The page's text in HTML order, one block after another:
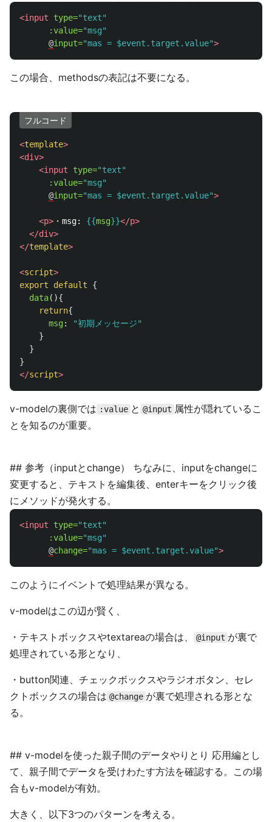
<input type="text"
:value="msg"
@input="mas = $event.target.value">
この場合、methodsの表記は不要になる。
フルコード
<template>
<div>
<input
type="text"
:value="msg"
@input="mas = $event.target.value">
<p> ・msg: {{msg}}</p>
</div>
</template>
<script>
export
default
{
data(){
return{
msg: "初期メッセージ"
}
}
}
</script>
v-modelの裏側では :value と @input 属性が隠れているこ
とを知るのが重要。
## 参考（inputとchange） ちなみに、inputをchangeに
変更すると、テキストを編集後、enterキーをクリック後
にメソッドが発火する。
<input type="text"
:value="msg"
@change="mas = $event.target.value">
このようにイベントで処理結果が異なる。
v-modelはこの辺が賢く、
・テキストボックスやtextareaの場合は、 @input が裏で
処理されている形となり、
・button関連、チェックボックスやラジオボタン、セレ
クトボックスの場合は @change が裏で処理される形とな
る。
## v-modelを使った親子間のデータやりとり 応用編とし
て、親子間でデータを受けわたす方法を確認する。この場
合もv-modelが有効。
大きく、以下3つのパターンを考える。